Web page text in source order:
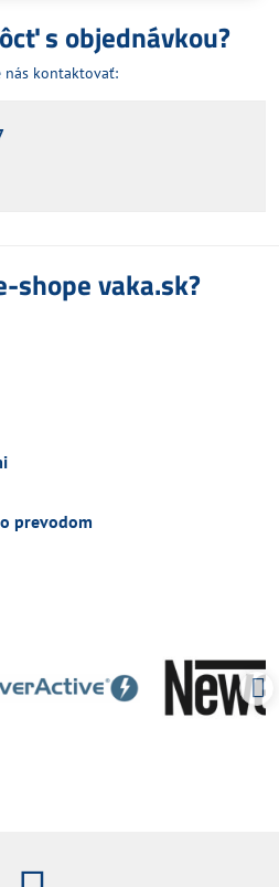
s objednávkou?
nás kontaktovať:
shope vaka.sk?
prevodom